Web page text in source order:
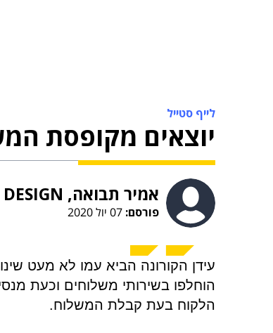
לייף סטייל
יוצאים מקופסת
אמיר תבואה, NEXT DESIGN
פורסם:
עידן הקורונה הביא עמו לא מעט
הוחלפו בשירותי משלוחים וכעת
הלקוח בעת קבלת המשלוח.